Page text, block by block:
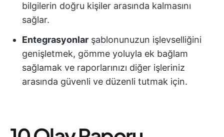
bilgilerin doğru kişiler arasında kalmasını
sağlar.
Entegrasyonlar şablonunuzun işlevselliğini
genişletmek, gömme yoluyla ek bağlam
sağlamak ve raporlarınızı diğer işleriniz
arasında güvenli ve düzenli tutmak için.